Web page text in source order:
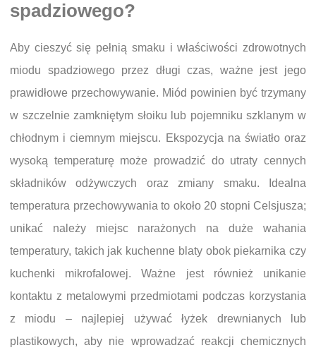
spadziowego?
Aby cieszyć się pełnią smaku i właściwości zdrowotnych
miodu spadziowego przez długi czas, ważne jest jego
prawidłowe przechowywanie. Miód powinien być trzymany
w szczelnie zamkniętym słoiku lub pojemniku szklanym w
chłodnym i ciemnym miejscu. Ekspozycja na światło oraz
wysoką temperaturę może prowadzić do utraty cennych
składników odżywczych oraz zmiany smaku. Idealna
temperatura przechowywania to około 20 stopni Celsjusza;
unikać należy miejsc narażonych na duże wahania
temperatury, takich jak kuchenne blaty obok piekarnika czy
kuchenki mikrofalowej. Ważne jest również unikanie
kontaktu z metalowymi przedmiotami podczas korzystania
z miodu – najlepiej używać łyżek drewnianych lub
plastikowych, aby nie wprowadzać reakcji chemicznych